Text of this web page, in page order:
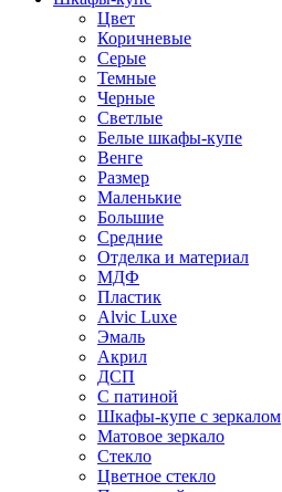
Цвет
Коричневые
Серые
Темные
Черные
Светлые
Белые шкафы-купе
Венге
Размер
Маленькие
Большие
Средние
Отделка и материал
МДФ
Пластик
Alvic Luxe
Эмаль
Акрил
ДСП
С патиной
Шкафы-купе с зеркалом
Матовое зеркало
Стекло
Цветное стекло